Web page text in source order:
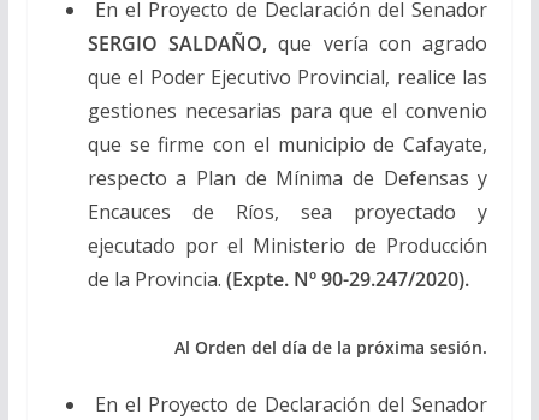
En el Proyecto de Declaración del Senador
SERGIO SALDAÑO, que vería con agrado
que el Poder Ejecutivo Provincial, realice las
gestiones necesarias para que el convenio
que se firme con el municipio de Cafayate,
respecto a Plan de Mínima de Defensas y
Encauces de Ríos, sea proyectado y
ejecutado por el Ministerio de Producción
de la Provincia. (Expte. Nº 90-29.247/2020).
Al Orden del día de la próxima sesión.
En el Proyecto de Declaración del Senador